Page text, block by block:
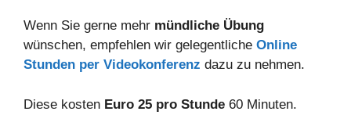
Wenn Sie gerne mehr mündliche Übung
wünschen, empfehlen wir gelegentliche Online
Stunden per Videokonferenz dazu zu nehmen.
Diese kosten Euro 25 pro Stunde 60 Minuten.